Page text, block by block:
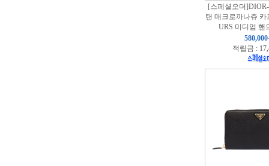
[스페셜오더
탠 매크로까나쥬 카
URS 미디엄 핸
적립금 :